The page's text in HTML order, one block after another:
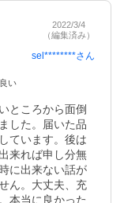
2022/3/4
（編集済み）
sel********さん
い
ところから面倒
した。届いた品
ています。後は
来れば申し分無
に出来ない話が
ん。大丈夫、充
本当に良かった